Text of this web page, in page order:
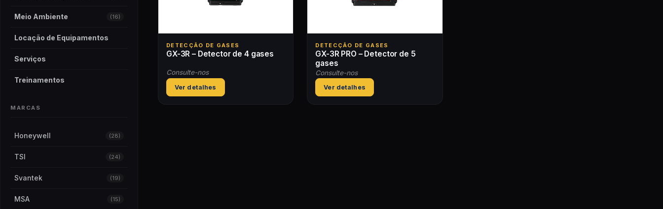
Meio Ambiente (16)
Locação de Equipamentos
Serviços
Treinamentos
MARCAS
Honeywell (28)
TSI (24)
Svantek (19)
MSA (15)
DETECÇÃO DE GASES
GX-3R – Detector de 4 gases
Consulte-nos
Ver detalhes
DETECÇÃO DE GASES
GX-3R PRO – Detector de 5
gases
Consulte-nos
Ver detalhes